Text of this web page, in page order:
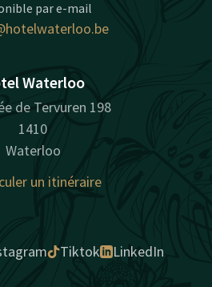
par e-mail
Waterloo
de Tervuren 198
1410
Waterloo
un itinéraire
Tiktok LinkedIn